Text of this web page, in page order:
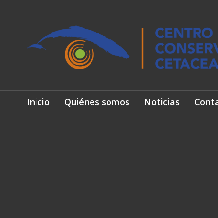
Inicio Quiénes somos Noticias